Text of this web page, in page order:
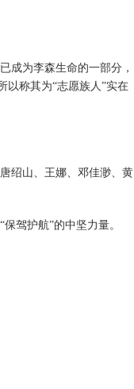
成为李森生命的一部分，
以称其为“志愿族人”实在
绍山、王娜、邓佳渺、黄
驾护航”的中坚力量。